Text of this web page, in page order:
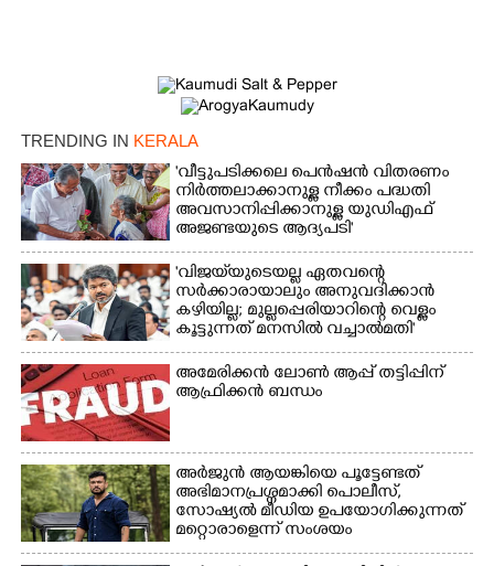
TRENDING IN KERALA
'വീട്ടുപടിക്കലെ പെൻഷൻ വിതരണം
നിർത്തലാക്കാനുള്ള നീക്കം പദ്ധതി
അവസാനിപ്പിക്കാനുള്ള യുഡിഎഫ്
അജണ്ടയുടെ ആദ്യപടി'
'വിജയ്‌യുടെയല്ല ഏതവന്റെ
സർക്കാരായാലും അനുവദിക്കാൻ
കഴിയില്ല; മുല്ലപ്പെരിയാറിന്റെ വെള്ളം
കൂട്ടുന്നത് മനസിൽ വച്ചാൽമതി'
അമേരിക്കൻ ലോൺ ആപ്പ് തട്ടിപ്പിന്
ആഫ്രിക്കൻ ബന്ധം
അർജുൻ ആയങ്കിയെ പൂട്ടേണ്ടത്
അഭിമാനപ്രശ്നമാക്കി പൊലീസ്,
സാേഷ്യൽ മീഡിയ ഉപയോഗിക്കുന്നത്
മറ്റൊരാളെന്ന് സംശയം